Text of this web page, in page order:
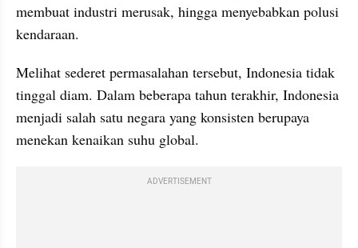
membuat industri merusak, hingga menyebabkan polusi
kendaraan.
Melihat sederet permasalahan tersebut, Indonesia tidak
tinggal diam. Dalam beberapa tahun terakhir, Indonesia
menjadi salah satu negara yang konsisten berupaya
menekan kenaikan suhu global.
ADVERTISEMENT